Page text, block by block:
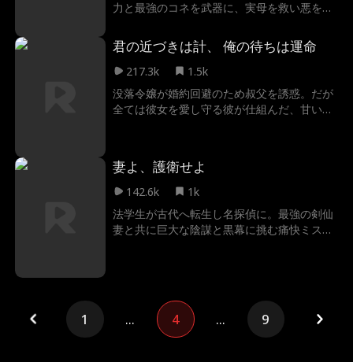
力と最強のコネを武器に、実母を救い悪を一
君の近づきは計、 俺の待ちは運命
217.3k
1.5k
没落令嬢が婚約回避のため叔父を誘惑。だが
全ては彼女を愛し守る彼が仕組んだ、甘い罠
妻よ、護衛せよ
142.6k
1k
法学生が古代へ転生し名探偵に。最強の剣仙
妻と共に巨大な陰謀と黒幕に挑む痛快ミステ
1 ... 4 ... 9